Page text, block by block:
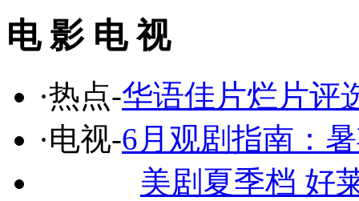
电 影 电 视
·热点-华语佳片烂片评
·电视-6月观剧指南：
美剧夏季档 好